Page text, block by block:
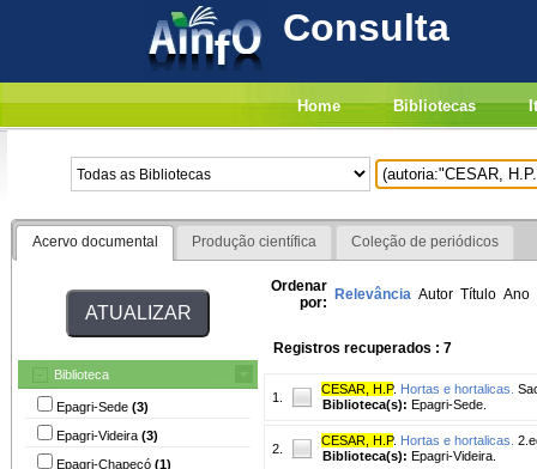
Consulta
Home Bibliotecas
Acervo documental Produção científica Coleção de periódicos
Biblioteca
Epagri-Sede (3)
Epagri-Videira (3)
Epagri-Chapecó (1)
Ordenar
por: Relevância Autor Título Ano
Registros recuperados : 7
1.
CESAR, H.P. Hortas e hortalicas.
Biblioteca(s): Epagri-Sede.
2.
CESAR, H.P. Hortas e hortalicas.
Biblioteca(s): Epagri-Videira.